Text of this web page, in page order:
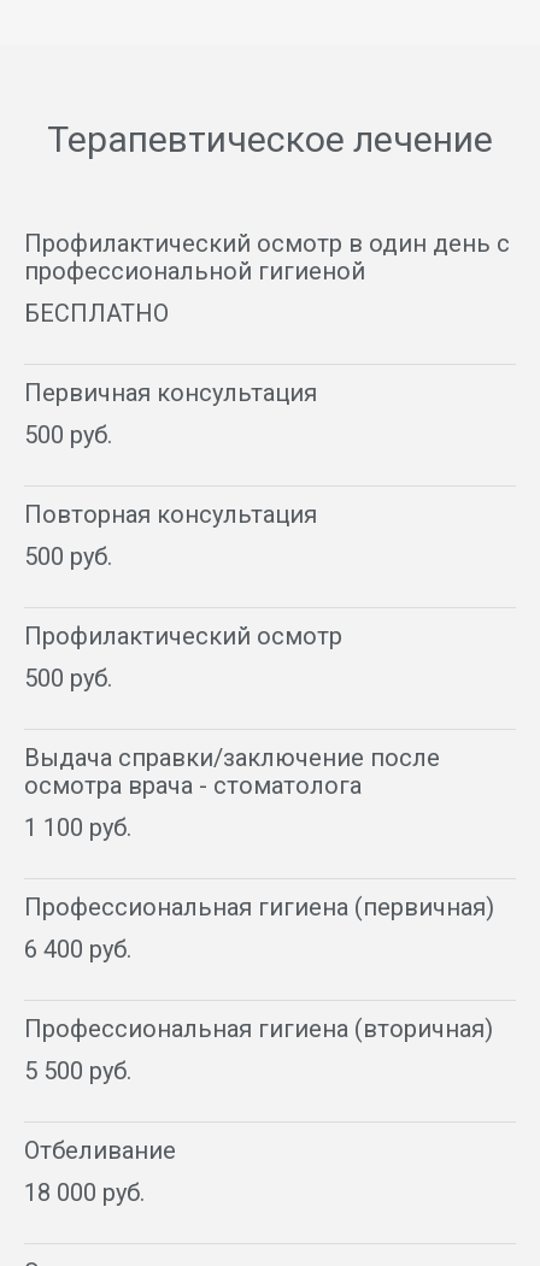
Терапевтическое лечение
Профилактический осмотр в один день с
профессиональной гигиеной
БЕСПЛАТНО
Первичная консультация
500 руб.
Повторная консультация
500 руб.
Профилактический осмотр
500 руб.
Выдача справки/заключение после
осмотра врача - стоматолога
1 100 руб.
Профессиональная гигиена (первичная)
6 400 руб.
Профессиональная гигиена (вторичная)
5 500 руб.
Отбеливание
18 000 руб.